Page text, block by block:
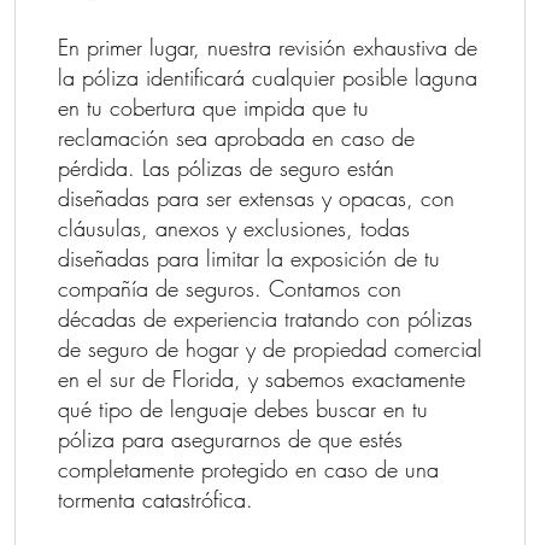
En primer lugar, nuestra revisión exhaustiva de
la póliza identificará cualquier posible laguna
en tu cobertura que impida que tu
reclamación sea aprobada en caso de
pérdida. Las pólizas de seguro están
diseñadas para ser extensas y opacas, con
cláusulas, anexos y exclusiones, todas
diseñadas para limitar la exposición de tu
compañía de seguros. Contamos con
décadas de experiencia tratando con pólizas
de seguro de hogar y de propiedad comercial
en el sur de Florida, y sabemos exactamente
qué tipo de lenguaje debes buscar en tu
póliza para asegurarnos de que estés
completamente protegido en caso de una
tormenta catastrófica.